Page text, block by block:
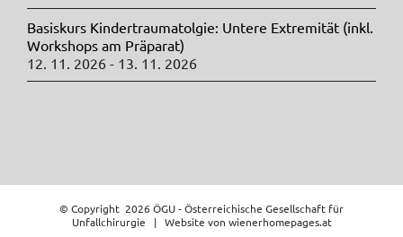
Basiskurs Kindertraumatolgie: Untere Extremität (inkl.
Workshops am Präparat)
12. 11. 2026 - 13. 11. 2026
© Copyright 2026 ÖGU - Österreichische Gesellschaft für
Unfallchirurgie | Website von wienerhomepages.at